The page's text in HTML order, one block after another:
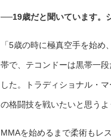
──19歳だと聞いています。
「5歳の時に極真空手を始
帯で、テコンドーは黒帯一
した。トラディショナル・
の格闘技を戦いたいと思う
MMAを始めるまで柔術もレ